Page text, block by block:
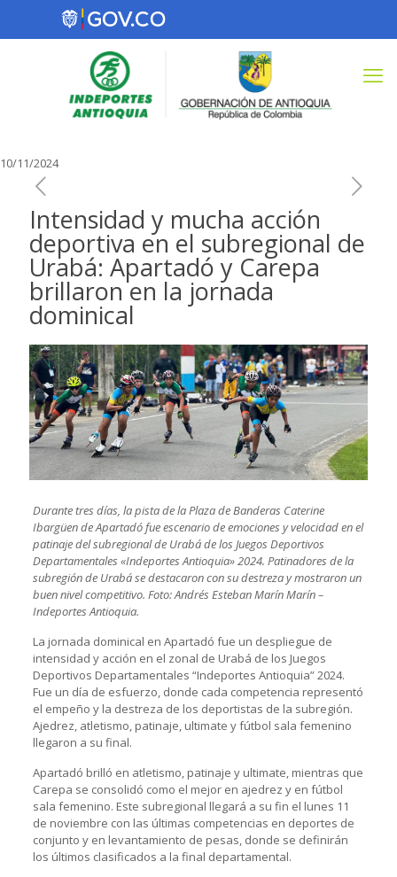
10/11/2024
Intensidad y mucha acción
deportiva en el subregional de
Urabá: Apartadó y Carepa
brillaron en la jornada
dominical
Durante tres días, la pista de la Plaza de Banderas Caterine
Ibargüen de Apartadó fue escenario de emociones y velocidad en el
patinaje del subregional de Urabá de los Juegos Deportivos
Departamentales «Indeportes Antioquia» 2024. Patinadores de la
subregión de Urabá se destacaron con su destreza y mostraron un
buen nivel competitivo. Foto: Andrés Esteban Marín Marín –
Indeportes Antioquia.
La jornada dominical en Apartadó fue un despliegue de
intensidad y acción en el zonal de Urabá de los Juegos
Deportivos Departamentales “Indeportes Antioquia” 2024.
Fue un día de esfuerzo, donde cada competencia representó
el empeño y la destreza de los deportistas de la subregión.
Ajedrez, atletismo, patinaje, ultimate y fútbol sala femenino
llegaron a su final.
Apartadó brilló en atletismo, patinaje y ultimate, mientras que
Carepa se consolidó como el mejor en ajedrez y en fútbol
sala femenino. Este subregional llegará a su fin el lunes 11
de noviembre con las últimas competencias en deportes de
conjunto y en levantamiento de pesas, donde se definirán
los últimos clasificados a la final departamental.